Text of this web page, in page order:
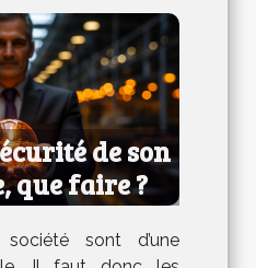
de son
que faire ?
sont d’une